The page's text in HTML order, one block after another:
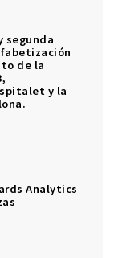
segunda
de la
y la
Analytics